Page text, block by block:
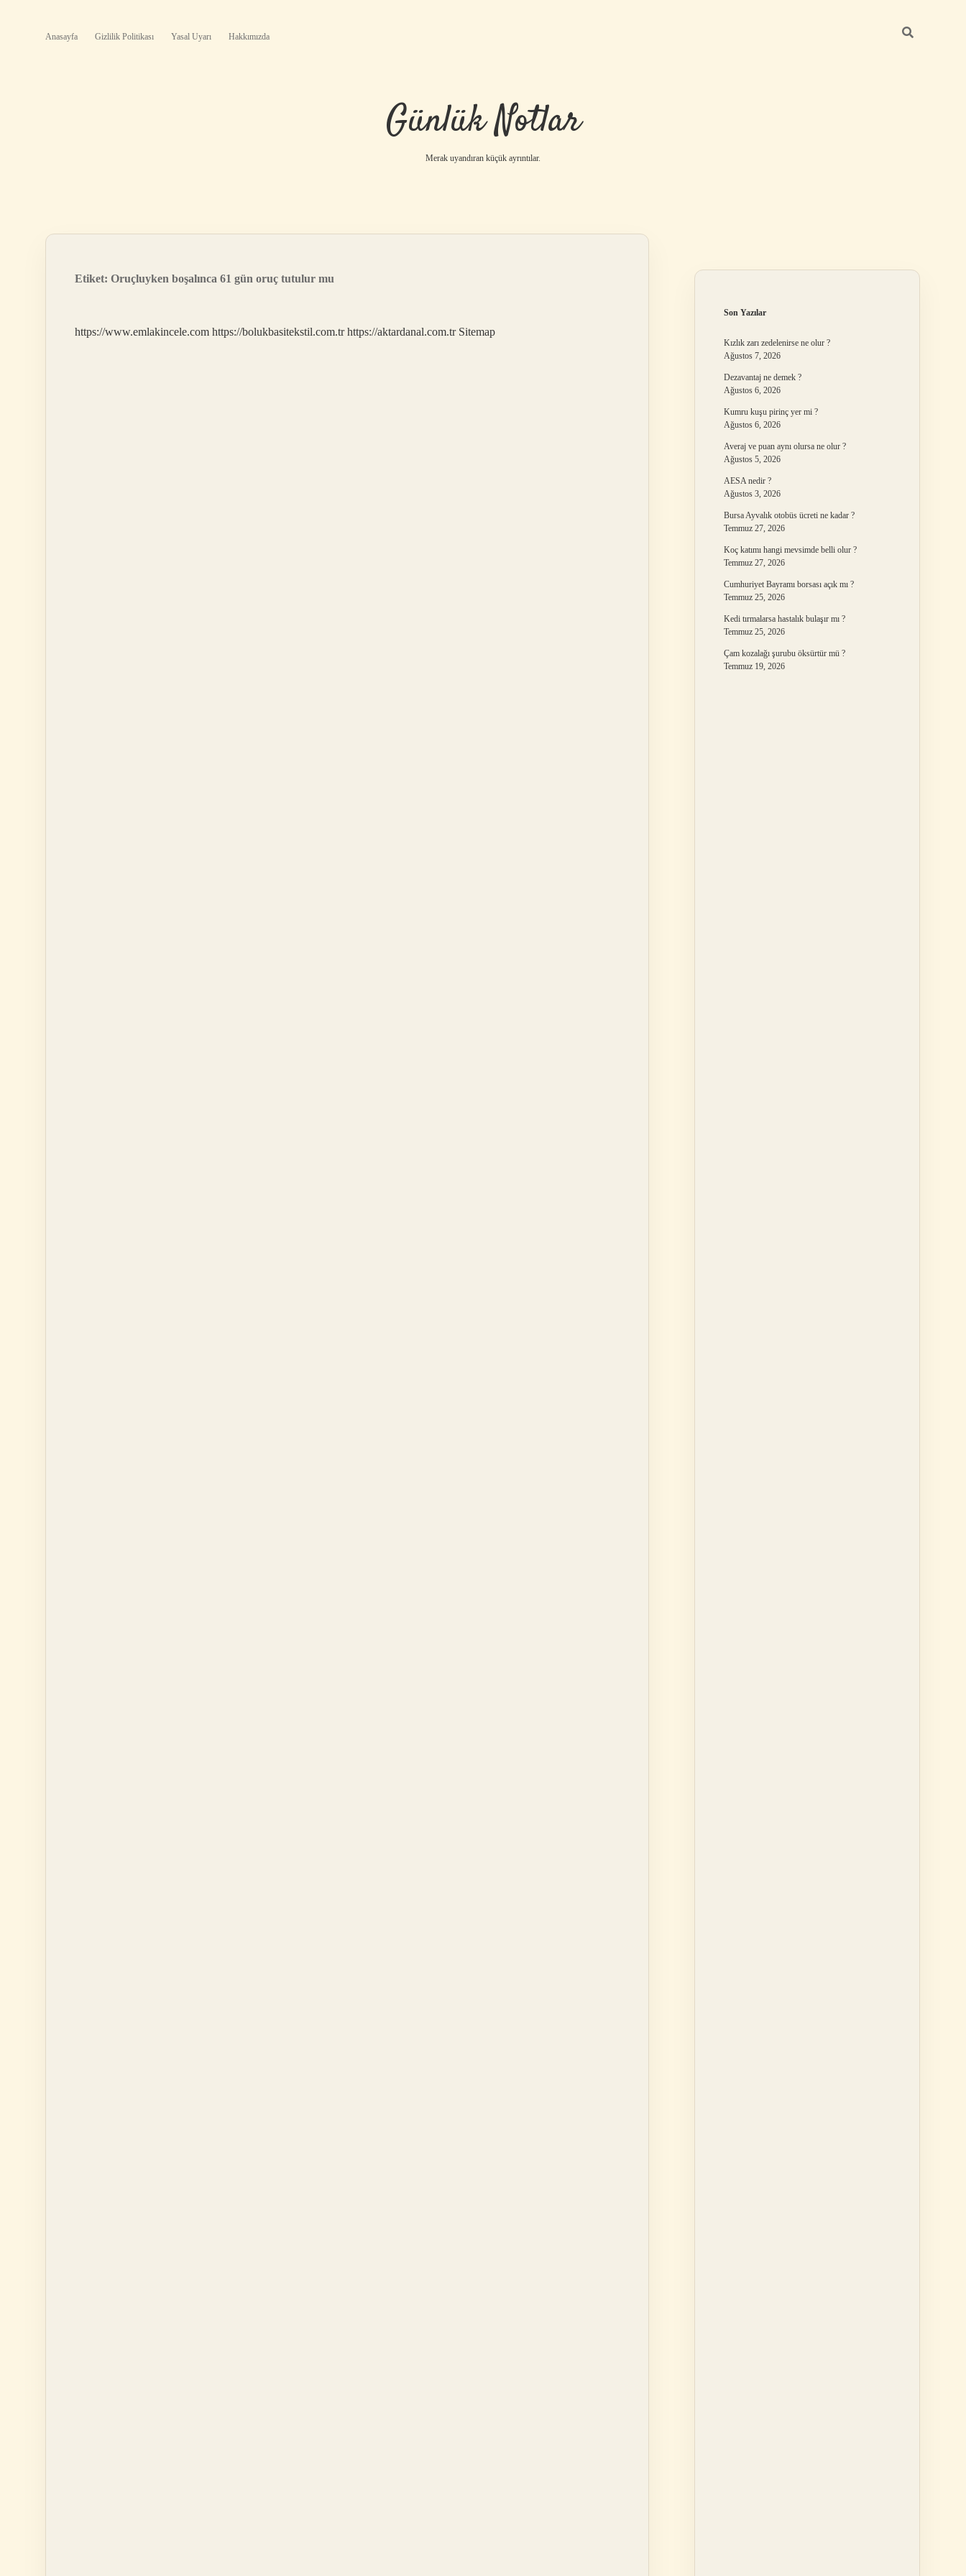
Anasayfa Gizlilik Politikası Yasal Uyarı Hakkımızda
Günlük Notlar
Merak uyandıran küçük ayrıntılar.
Etiket: Oruçluyken boşalınca 61 gün oruç tutulur mu
https://www.emlakincele.com https://bolukbasitekstil.com.tr https://aktardanal.com.tr Sitemap
Son Yazılar
Kızlık zarı zedelenirse ne olur ?
Ağustos 7, 2026
Dezavantaj ne demek ?
Ağustos 6, 2026
Kumru kuşu pirinç yer mi ?
Ağustos 6, 2026
Averaj ve puan aynı olursa ne olur ?
Ağustos 5, 2026
AESA nedir ?
Ağustos 3, 2026
Bursa Ayvalık otobüs ücreti ne kadar ?
Temmuz 27, 2026
Koç katımı hangi mevsimde belli olur ?
Temmuz 27, 2026
Cumhuriyet Bayramı borsası açık mı ?
Temmuz 25, 2026
Kedi tırmalarsa hastalık bulaşır mı ?
Temmuz 25, 2026
Çam kozalağı şurubu öksürtür mü ?
Temmuz 19, 2026